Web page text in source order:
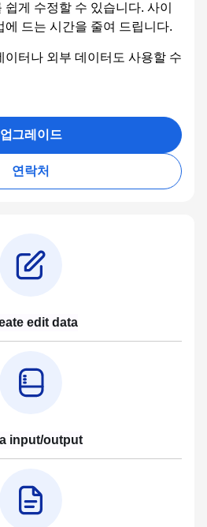
게 수정할 수 있습니다. 사이
에 드는 시간을 줄여 드립니다.
이터나 외부 데이터도 사용할 수
업그레이드
연락처
edit data
input/output